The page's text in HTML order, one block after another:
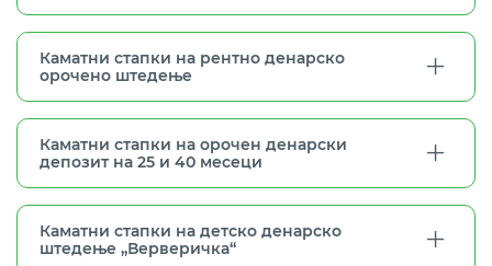
Каматни стапки на рентно денарско
орочено штедење
Каматни стапки на орочен денарски
депозит на 25 и 40 месеци
Каматни стапки на детско денарско
штедење „Верверичка“